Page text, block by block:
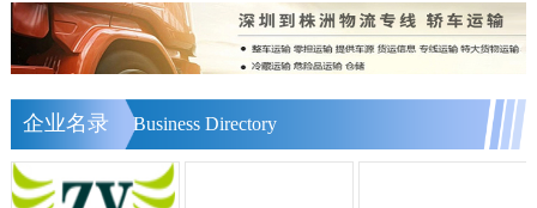
企业名录 Business Directory